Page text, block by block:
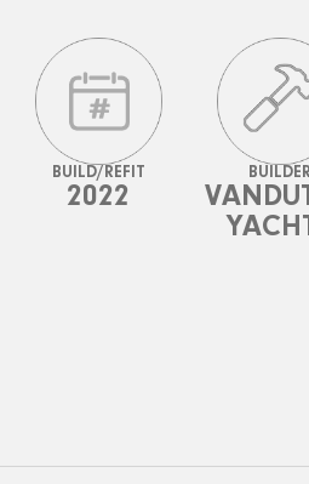
BUILD/REFIT
2022
BUILDER